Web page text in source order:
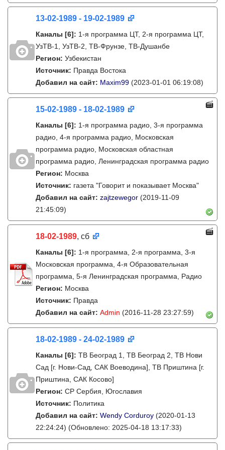
13-02-1989 - 19-02-1989
Каналы [6]: 1-я программа ЦТ, 2-я программа ЦТ,
УзТВ-1, УзТВ-2, ТВ-Фрунзе, ТВ-Душанбе
Регион: Узбекистан
Источник: Правда Востока
Добавил на сайт: Maxim99 (2023-01-01 06:19:08)
15-02-1989 - 18-02-1989
Каналы [6]: 1-я программа радио, 3-я программа
радио, 4-я программа радио, Московская
программа радио, Московская областная
программа радио, Ленинградская программа радио
Регион: Москва
Источник: газета "Говорит и показывает Москва"
Добавил на сайт: zajtzewegor (2019-11-09
21:45:09)
18-02-1989, сб
Каналы [6]: 1-я программа, 2-я программа, 3-я
Московская программа, 4-я Образовательная
программа, 5-я Ленинградская программа, Радио
Регион: Москва
Источник: Правда
Добавил на сайт: Admin (2016-11-28 23:27:59)
18-02-1989 - 24-02-1989
Каналы [6]: ТВ Београд 1, ТВ Београд 2, ТВ Нови
Сад [г. Нови-Сад, САК Воеводина], ТВ Приштина [г.
Приштина, САК Косово]
Регион: СР Сербия, Югославия
Источник: Политика
Добавил на сайт: Wendy Corduroy (2020-01-13
22:24:24) (Обновлено: 2025-04-18 13:17:33)